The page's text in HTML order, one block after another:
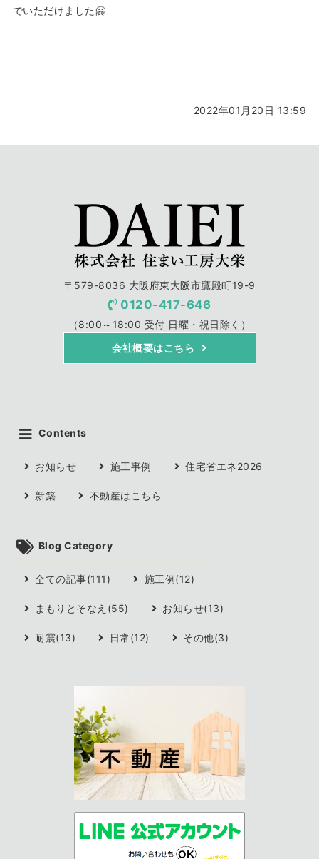
でいただけました🤗
2022年01月20日 13:59
〒579-8036 大阪府東大阪市鷹殿町19-9
0120-417-646
（8:00～18:00 受付 日曜・祝日除く）
会社概要はこちら
Contents
お知らせ 施工事例 住宅省エネ2026
新築 不動産はこちら
Blog Category
全ての記事(111) 施工例(12)
まもりとそなえ(55) お知らせ(13)
耐震(13) 日常(12) その他(3)